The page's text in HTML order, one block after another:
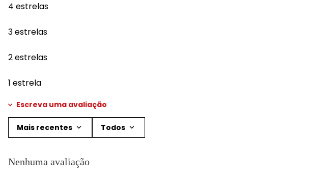
4 estrelas
3 estrelas
2 estrelas
1 estrela
Escreva uma avaliação
Título
Mais recentes Todos
Nenhuma avaliação